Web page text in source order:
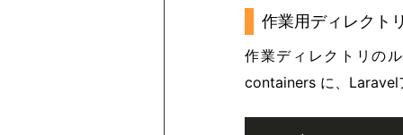
作業用ディレクト
作業ディレクトリの
containers に、Laravel